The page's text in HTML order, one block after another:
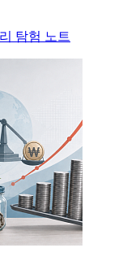
탐험 노트